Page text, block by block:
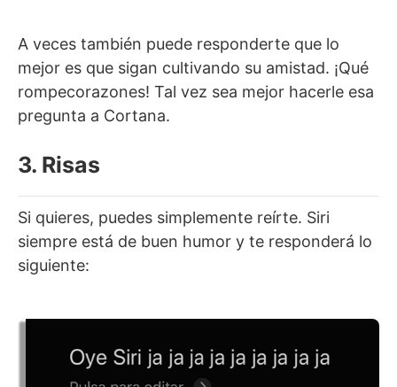
A veces también puede responderte que lo
mejor es que sigan cultivando su amistad. ¡Qué
rompecorazones! Tal vez sea mejor hacerle esa
pregunta a Cortana.
3. Risas
Si quieres, puedes simplemente reírte. Siri
siempre está de buen humor y te responderá lo
siguiente: